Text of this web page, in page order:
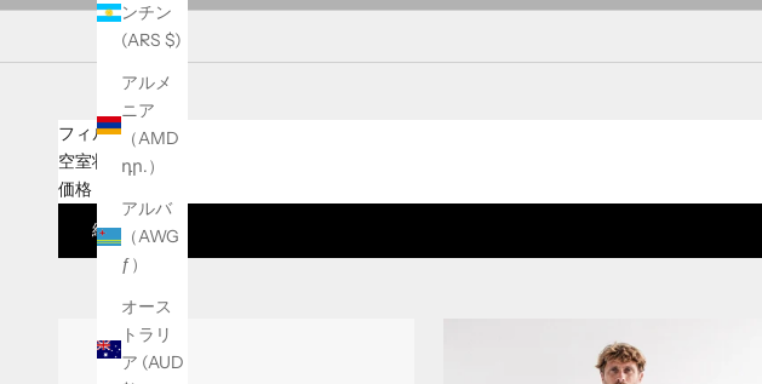
ンチン
(ARS $)
アルメ
ニア
（AMD
դր.）
アルバ
（AWG
ƒ）
オース
トラリ
ア (AUD
フィルター
空室状況
価格
結果を見る